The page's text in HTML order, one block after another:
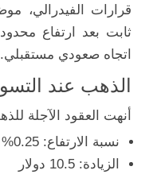
قرارات الفيدرالي،
ثابت بعد ارتفاع
اتجاه صعودي مستقبلي.
الذهب عند
أنهت العقود الآجلة
نسبة الارتفاع: 0.25%
الزيادة: 10.5 دولار